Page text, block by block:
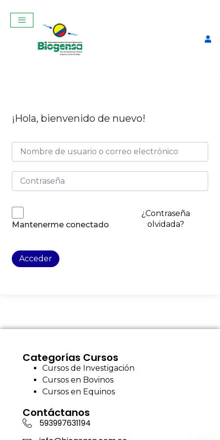
¡Hola, bienvenido de nuevo!
Mantenerme conectado
¿Contraseña
olvidada?
Acceder
Categorías Cursos
Cursos de Investigación
Cursos en Bovinos
Cursos en Equinos
Contáctanos
593997631194
Utelin Litro